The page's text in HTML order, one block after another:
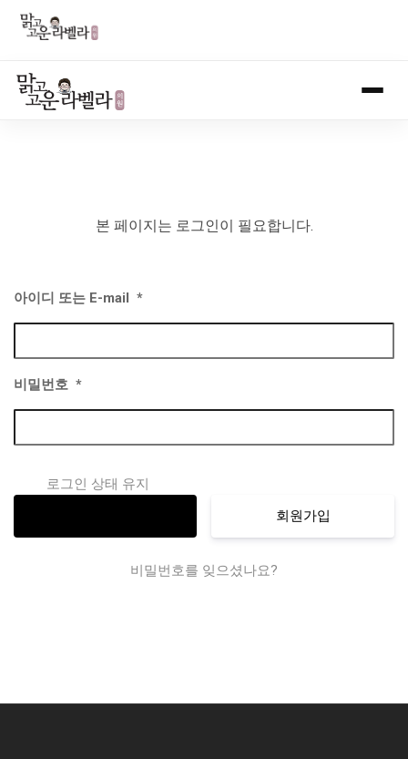
Skip
본 페이지는 로그인이 필요합니다.
아이디 또는 E-mail *
비밀번호 *
로그인 상태 유지
회원가입
비밀번호를 잊으셨나요?